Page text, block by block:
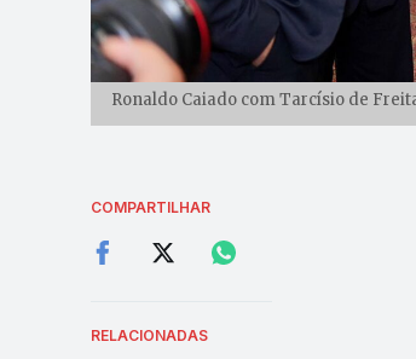
Ronaldo Caiado com Tarcísio de
COMPARTILHAR
RELACIONADAS